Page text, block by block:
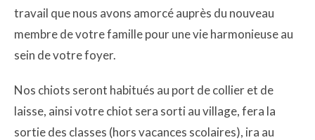
travail que nous avons amorcé auprès du nouveau
membre de votre famille pour une vie harmonieuse au
sein de votre foyer.
Nos chiots seront habitués au port de collier et de
laisse, ainsi votre chiot sera sorti au village, fera la
sortie des classes (hors vacances scolaires), ira au